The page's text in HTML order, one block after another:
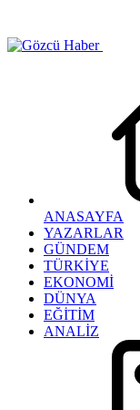
ANASAYFA
YAZARLAR
GÜNDEM
TÜRKİYE
EKONOMİ
DÜNYA
EĞİTİM
ANALİZ